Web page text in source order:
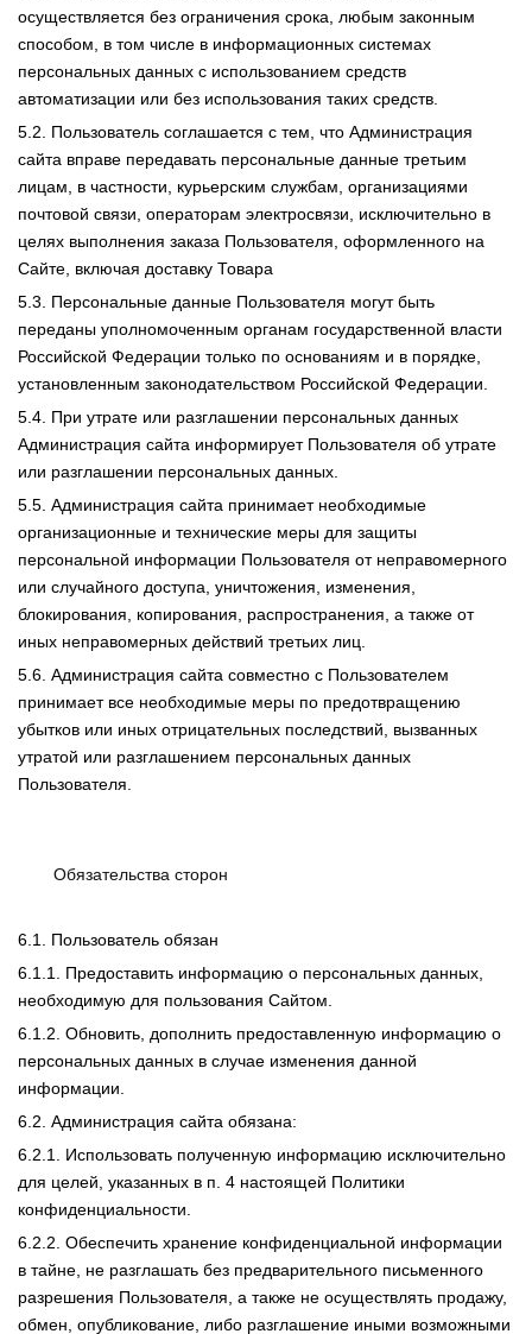
осуществляется без ограничения срока, любым законным
способом, в том числе в информационных системах
персональных данных с использованием средств
автоматизации или без использования таких средств.
5.2. Пользователь соглашается с тем, что Администрация
сайта вправе передавать персональные данные третьим
лицам, в частности, курьерским службам, организациями
почтовой связи, операторам электросвязи, исключительно в
целях выполнения заказа Пользователя, оформленного на
Сайте, включая доставку Товара
5.3. Персональные данные Пользователя могут быть
переданы уполномоченным органам государственной власти
Российской Федерации только по основаниям и в порядке,
установленным законодательством Российской Федерации.
5.4. При утрате или разглашении персональных данных
Администрация сайта информирует Пользователя об утрате
или разглашении персональных данных.
5.5. Администрация сайта принимает необходимые
организационные и технические меры для защиты
персональной информации Пользователя от неправомерного
или случайного доступа, уничтожения, изменения,
блокирования, копирования, распространения, а также от
иных неправомерных действий третьих лиц.
5.6. Администрация сайта совместно с Пользователем
принимает все необходимые меры по предотвращению
убытков или иных отрицательных последствий, вызванных
утратой или разглашением персональных данных
Пользователя.
Обязательства сторон
6.1. Пользователь обязан
6.1.1. Предоставить информацию о персональных данных,
необходимую для пользования Сайтом.
6.1.2. Обновить, дополнить предоставленную информацию о
персональных данных в случае изменения данной
информации.
6.2. Администрация сайта обязана:
6.2.1. Использовать полученную информацию исключительно
для целей, указанных в п. 4 настоящей Политики
конфиденциальности.
6.2.2. Обеспечить хранение конфиденциальной информации
в тайне, не разглашать без предварительного письменного
разрешения Пользователя, а также не осуществлять продажу,
обмен, опубликование, либо разглашение иными возможными